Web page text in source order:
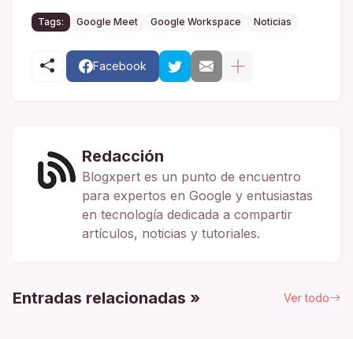
Tags: Google Meet Google Workspace Noticias
Facebook
Redacción
Blogxpert es un punto de encuentro
para expertos en Google y entusiastas
en tecnología dedicada a compartir
artículos, noticias y tutoriales.
Entradas relacionadas » Ver todo